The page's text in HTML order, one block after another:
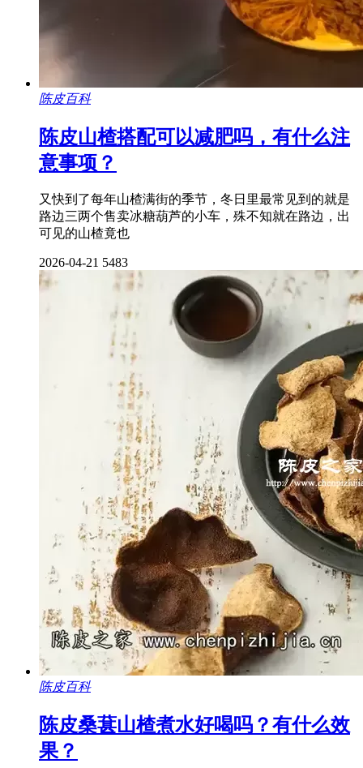
陈皮百科
陈皮山楂搭配可以减肥吗，有什么注
意事项？
又快到了每年山楂满街的季节，冬日里最常见到的就是
路边三两个售卖冰糖葫芦的小车，殊不知就在路边，出
可见的山楂竟也
2026-04-21 5483
陈皮百科
陈皮桑葚山楂煮水好喝吗？有什么效
果？